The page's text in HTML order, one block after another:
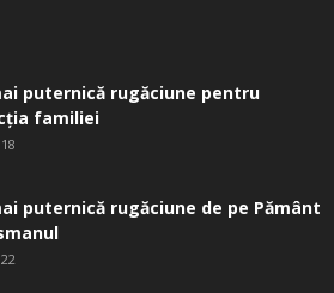
puternică rugăciune pentru
familiei
puternică rugăciune de pe Pământ